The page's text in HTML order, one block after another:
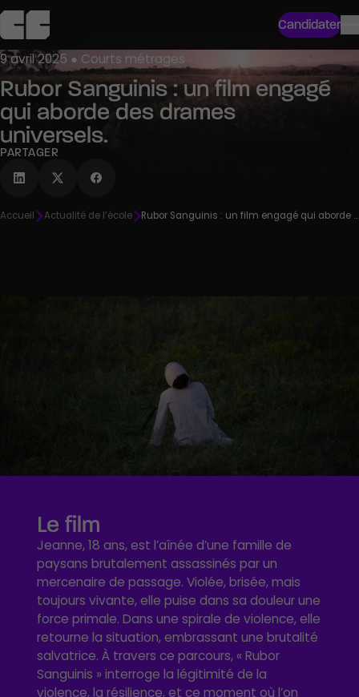
Candidater
9 avril 2025 ● Courts métrages
Rubor Sanguinis : un film engagé
qui aborde des drames
universels.
PARTAGER
Accueil Actualité de l’école Rubor Sanguinis : un film engagé qui aborde des drames universels.
Le film
Jeanne, 18 ans, est l’aînée d’une famille de
paysans brutalement assassinés par un
mercenaire de passage. Violée, brisée, mais
toujours vivante, elle puise dans sa douleur une
force primale. Dans une spirale de violence, elle
retourne la situation, embrassant une brutalité
salvatrice. À travers ce parcours, « Rubor
Sanguinis » interroge la légitimité de la
violence, la résilience, et ce moment où l’on